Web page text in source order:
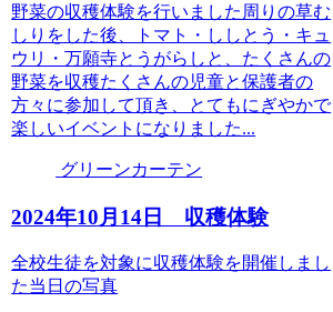
野菜の収穫体験を行いました周りの草む
しりをした後、トマト・ししとう・キュ
ウリ・万願寺とうがらしと、たくさんの
野菜を収穫たくさんの児童と保護者の
方々に参加して頂き、とてもにぎやかで
楽しいイベントになりました...
グリーンカーテン
2024年10月14日 収穫体験
全校生徒を対象に収穫体験を開催しまし
た当日の写真